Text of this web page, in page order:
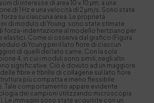
di interesse di area 10 × 10 μm, a una
di 1 Hz e una velocità di 2 μm/s. Sono state
su ciascuna area. Le proprietà
di modulo di Young, sono state stimate
forza-indentazione al modello hertziano per
elastici. Come si osserva dal grafico (Figura
di Young per il lato fiore di ciascun
di quelli del lato carne. Con la sola
4, in cui i moduli sono simili, negli altri
significative. Ciò è dovuto ad un maggiore
fibre e fibrille di collagene sul lato fiore
più compatta e meno flessibile
Tale comportamento appare evidente
dei campioni utilizzando microscopia
Le immagini sono state acquisite con un